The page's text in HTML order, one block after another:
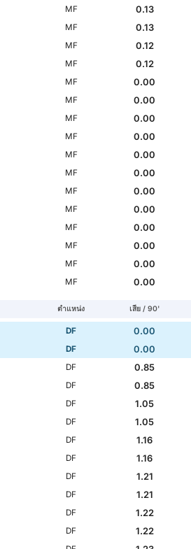
MF
0.13
MF
0.13
MF
0.12
MF
0.12
MF
0.00
MF
0.00
MF
0.00
MF
0.00
MF
0.00
MF
0.00
MF
0.00
MF
0.00
MF
0.00
MF
0.00
MF
0.00
MF 0.00
ตำแหน่ง เสีย / 90'
DF
0.00
DF
0.00
DF
0.85
DF
0.85
DF
1.05
DF
1.05
DF
1.16
DF
1.16
DF
1.21
DF
1.21
DF
1.22
DF
1.22